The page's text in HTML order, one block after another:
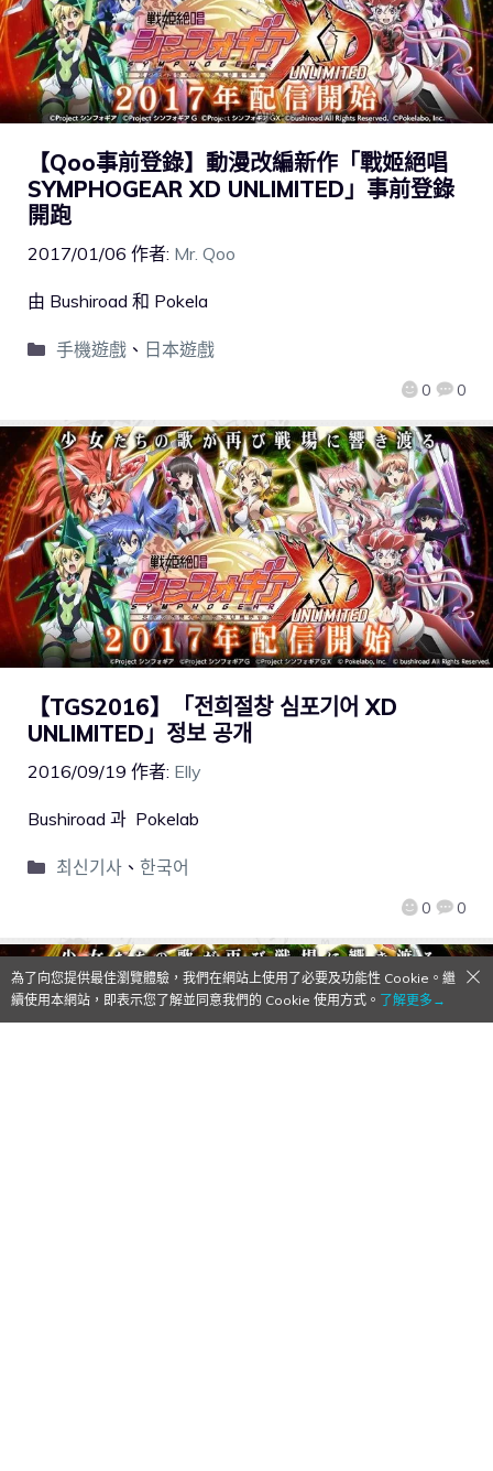
【Qoo事前登錄】動漫改編新作「戰姬絕唱
SYMPHOGEAR XD UNLIMITED」事前登錄
開跑
2017/01/06 作者: Mr. Qoo
0 0
由 Bushiroad 和 Pokela
手機遊戲、 日本遊戲
【TGS2016】「전희절창 심포기어 XD
UNLIMITED」정보 공개
2016/09/19 作者: Elly
0 0
Bushiroad 과 Pokelab
최신기사、 한국어
為了向您提供最佳瀏覽體驗，我們在網站上使用了必要及功能性 Cookie。繼
續使用本網站，即表示您了解並同意我們的 Cookie 使用方式。 了解更多→